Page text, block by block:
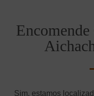
Sim, estamos